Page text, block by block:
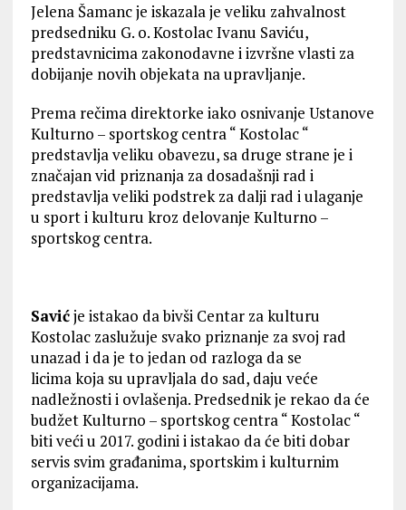
Jelena Šamanc je iskazala je veliku zahvalnost
predsedniku G. o. Kostolac Ivanu Saviću,
predstavnicima zakonodavne i izvršne vlasti za
dobijanje novih objekata na upravljanje.
Prema rečima direktorke iako osnivanje Ustanove
Kulturno – sportskog centra “ Kostolac “
predstavlja veliku obavezu, sa druge strane je i
značajan vid priznanja za dosadašnji rad i
predstavlja veliki podstrek za dalji rad i ulaganje
u sport i kulturu kroz delovanje Kulturno –
sportskog centra.
Savićje istakao da bivši Centar za kulturu
Kostolac zaslužuje svako priznanje za svoj rad
unazad i da je to jedan od razloga da se
licima koja su upravljala do sad, daju veće
nadležnosti i ovlašenja. Predsednik je rekao da će
budžet Kulturno – sportskog centra “ Kostolac “
biti veći u 2017. godini i istakao da će biti dobar
servis svim građanima, sportskim i kulturnim
organizacijama.